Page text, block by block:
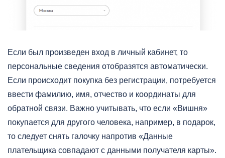
Если был произведен вход в личный кабинет, то
персональные сведения отобразятся автоматически.
Если происходит покупка без регистрации, потребуется
ввести фамилию, имя, отчество и координаты для
обратной связи. Важно учитывать, что если «Вишня»
покупается для другого человека, например, в подарок,
то следует снять галочку напротив «Данные
плательщика совпадают с данными получателя карты».